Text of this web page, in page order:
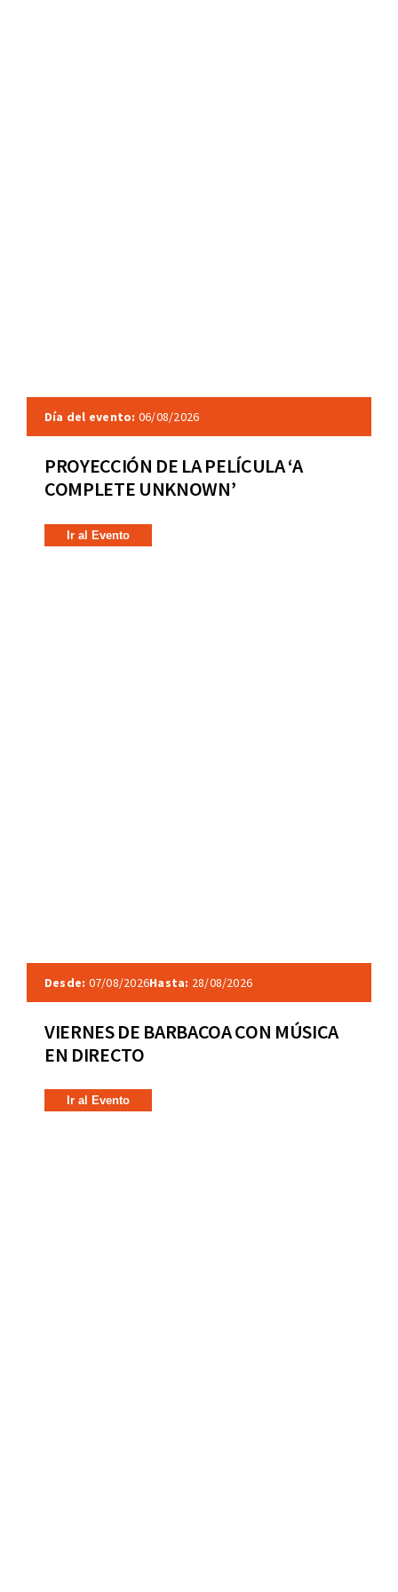
Día del evento: 06/08/2026
PROYECCIÓN DE LA PELÍCULA ‘A
COMPLETE UNKNOWN’
Ir al Evento
Desde: 07/08/2026Hasta: 28/08/2026
VIERNES DE BARBACOA CON MÚSICA
EN DIRECTO
Ir al Evento